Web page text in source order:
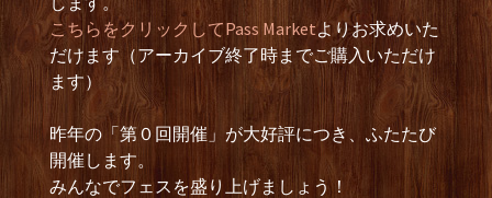
こちらをクリックしてPass Marketよりお求めいた
だけます（アーカイブ終了時までご購入いただけ
ます）
昨年の「第０回開催」が大好評につき、ふたたび
開催します。
みんなでフェスを盛り上げましょう！